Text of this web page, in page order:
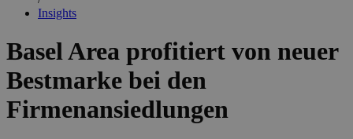
Insights
Basel Area profitiert von neuer
Bestmarke bei den
Firmenansiedlungen